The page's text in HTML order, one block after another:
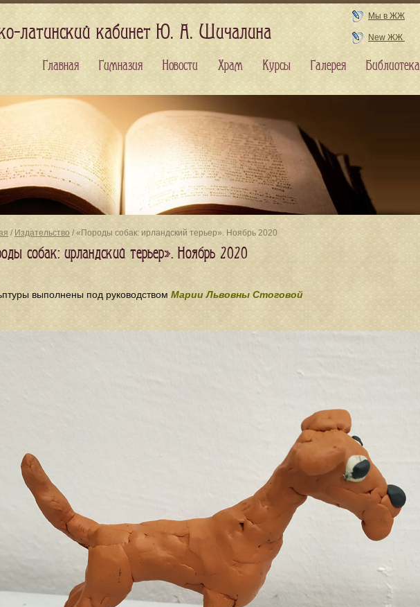
/ Издательство / «Породы собак: ирландский терьер». Ноябрь 2020
собак: ирландский терьер». Ноябрь 2020
выполнены под руководством Марии Львовны Стоговой
латинский кабинет Ю. А. Шичалина
Мы в ЖЖ
New ЖЖ
Главная Гимназия Новости Храм Курсы Галерея Библиотека